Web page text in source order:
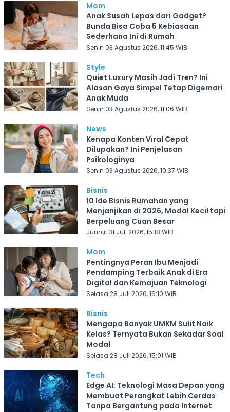
Mom
Anak Susah Lepas dari Gadget?
Bunda Bisa Coba 5 Kebiasaan
Sederhana Ini di Rumah
Senin 03 Agustus 2026, 11:45 WIB
Style
Quiet Luxury Masih Jadi Tren? Ini
Alasan Gaya Simpel Tetap Digemari
Anak Muda
Senin 03 Agustus 2026, 11:06 WIB
News
Kenapa Konten Viral Cepat
Dilupakan? Ini Penjelasan
Psikologinya
Senin 03 Agustus 2026, 10:37 WIB
Bisnis
10 Ide Bisnis Rumahan yang
Menjanjikan di 2026, Modal Kecil tapi
Berpeluang Cuan Besar
Jumat 31 Juli 2026, 15:18 WIB
Mom
Pentingnya Peran Ibu Menjadi
Pendamping Terbaik Anak di Era
Digital dan Kemajuan Teknologi
Selasa 28 Juli 2026, 16:10 WIB
Bisnis
Mengapa Banyak UMKM Sulit Naik
Kelas? Ternyata Bukan Sekadar Soal
Modal
Selasa 28 Juli 2026, 15:01 WIB
Tech
Edge AI: Teknologi Masa Depan yang
Membuat Perangkat Lebih Cerdas
Tanpa Bergantung pada Internet